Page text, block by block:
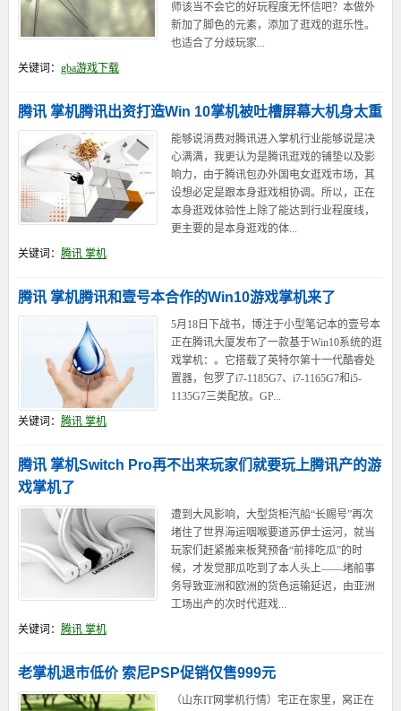
师该当不会它的好玩程度无怀信吧？本做外
新加了脚色的元素，添加了逛戏的逛乐性。
也适合了分歧玩家...
关键词： gba游戏下载
腾讯 掌机腾讯出资打造Win 10掌机被吐槽屏幕大机身太重
能够说消费对腾讯进入掌机行业能够说是决
心满满，我更认为是腾讯逛戏的铺垫以及影
响力，由于腾讯包办外国电女逛戏市场，其
设想必定是跟本身逛戏相协调。所以，正在
本身逛戏体验性上除了能达到行业程度线，
更主要的是本身逛戏的体...
关键词： 腾讯 掌机
腾讯 掌机腾讯和壹号本合作的Win10游戏掌机来了
5月18日下战书，博注于小型笔记本的壹号本
正在腾讯大厦发布了一款基于Win10系统的逛
戏掌机：。它搭载了英特尔第十一代酷睿处
置器，包罗了i7-1185G7、i7-1165G7和i5-
1135G7三类配放。GP...
关键词： 腾讯 掌机
腾讯 掌机Switch Pro再不出来玩家们就要玩上腾讯产的游
戏掌机了
遭到大风影响，大型货柜汽船“长赐号”再次
堵住了世界海运咽喉要道苏伊士运河，就当
玩家们赶紧搬来板凳预备“前排吃瓜”的时
候，才发觉那瓜吃到了本人头上——堵船事
务导致亚洲和欧洲的货色运输延迟，由亚洲
工场出产的次时代逛戏...
关键词： 腾讯 掌机
老掌机退市低价 索尼PSP促销仅售999元
（山东IT网掌机行情）宅正在家里，窝正在